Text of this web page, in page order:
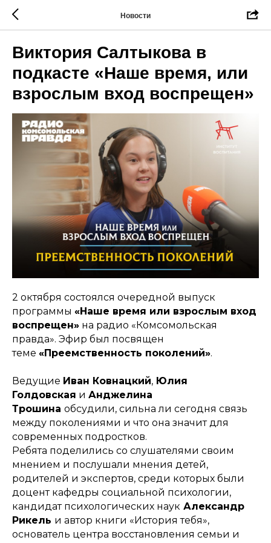
Новости
Виктория Салтыкова в
подкасте «Наше время, или
взрослым вход воспрещен»
2 октября состоялся очередной выпуск
программы «Наше время или взрослым вход
воспрещен» на радио «Комсомольская
правда». Эфир был посвящен
теме «Преемственность поколений».
Ведущие Иван Ковнацкий, Юлия
Голдовская и Анджелина
Трошина обсудили, сильна ли сегодня связь
между поколениями и что она значит для
современных подростков.
Ребята поделились со слушателями своим
мнением и послушали мнения детей,
родителей и экспертов, среди которых были
доцент кафедры социальной психологии,
кандидат психологических наук Александр
Рикель и автор книги «История тебя»,
основатель центра восстановления семьи и